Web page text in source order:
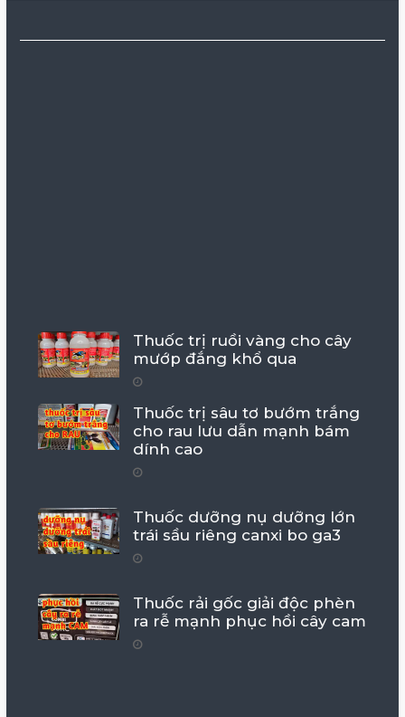
Thuốc trị ruồi vàng cho cây
mướp đắng khổ qua
Thuốc trị sâu tơ bướm trắng
cho rau lưu dẫn mạnh bám
dính cao
Thuốc dưỡng nụ dưỡng lớn
trái sầu riêng canxi bo ga3
Thuốc rải gốc giải độc phèn
ra rễ mạnh phục hồi cây cam